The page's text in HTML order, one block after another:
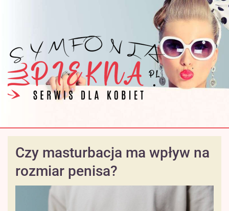
Czy masturbacja ma wpływ na
rozmiar penisa?